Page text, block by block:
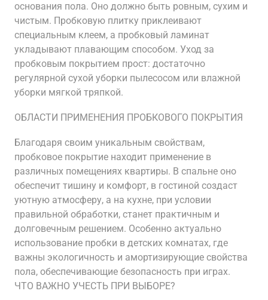
основания пола. Оно должно быть ровным, сухим и
чистым. Пробковую плитку приклеивают
специальным клеем, а пробковый ламинат
укладывают плавающим способом. Уход за
пробковым покрытием прост: достаточно
регулярной сухой уборки пылесосом или влажной
уборки мягкой тряпкой.
ОБЛАСТИ ПРИМЕНЕНИЯ ПРОБКОВОГО ПОКРЫТИЯ
Благодаря своим уникальным свойствам,
пробковое покрытие находит применение в
различных помещениях квартиры. В спальне оно
обеспечит тишину и комфорт, в гостиной создаст
уютную атмосферу, а на кухне, при условии
правильной обработки, станет практичным и
долговечным решением. Особенно актуально
использование пробки в детских комнатах, где
важны экологичность и амортизирующие свойства
пола, обеспечивающие безопасность при играх.
ЧТО ВАЖНО УЧЕСТЬ ПРИ ВЫБОРЕ?